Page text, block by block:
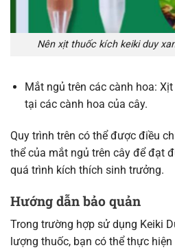
Nên xịt thuốc kích keiki duy
Mắt ngủ trên các cành hoa:
tại các cành hoa của cây.
Quy trình trên có thể được điều
thể của mắt ngủ trên cây để đạt
quá trình kích thích sinh trưởng.
Hướng dẫn bảo quản
Trong trường hợp sử dụng Keiki
lượng thuốc, bạn có thể thực